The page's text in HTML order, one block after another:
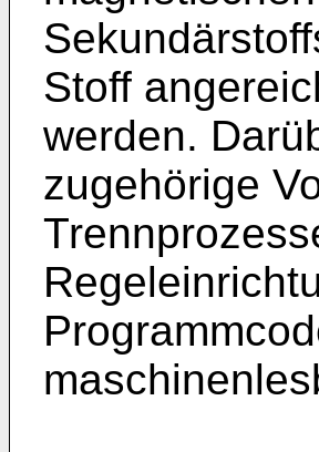
Stoff
werden.
zugehörige